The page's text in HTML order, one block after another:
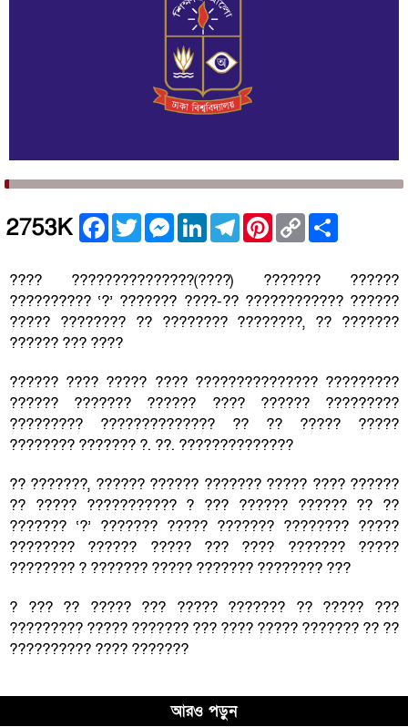
2753K Facebook
TwitterMessenger
LinkedInTelegramPinterest
Copy
Link
???? ???????????????(????) ??????? ??????
?????????? ‘?’ ??????? ????-?? ???????????? ??????
????? ???????? ?? ???????? ????????, ?? ???????
?????? ??? ????
?????? ???? ????? ???? ??????????????? ?????????
?????? ??????? ?????? ???? ?????? ?????????
????????? ?????????????? ?? ?? ????? ?????
???????? ??????? ?. ??. ??????????????
?? ???????, ?????? ?????? ??????? ????? ???? ??????
?? ????? ??????????? ? ??? ?????? ?????? ?? ??
??????? ‘?’ ??????? ????? ??????? ???????? ?????
???????? ?????? ????? ??? ???? ??????? ?????
???????? ? ??????? ????? ??????? ???????? ???
? ??? ?? ????? ??? ????? ??????? ?? ????? ???
????????? ????? ??????? ??? ???? ????? ??????? ?? ??
?????????? ???? ???????
আরও পড়ুন